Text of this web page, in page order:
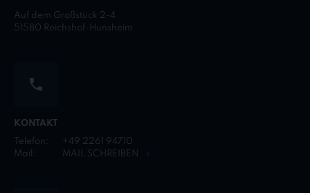
Auf dem Großstück 2-4
51580 Reichshof-Hunsheim
KONTAKT
Telefon:
+49 2261 94710
Mail:
MAIL SCHREIBEN